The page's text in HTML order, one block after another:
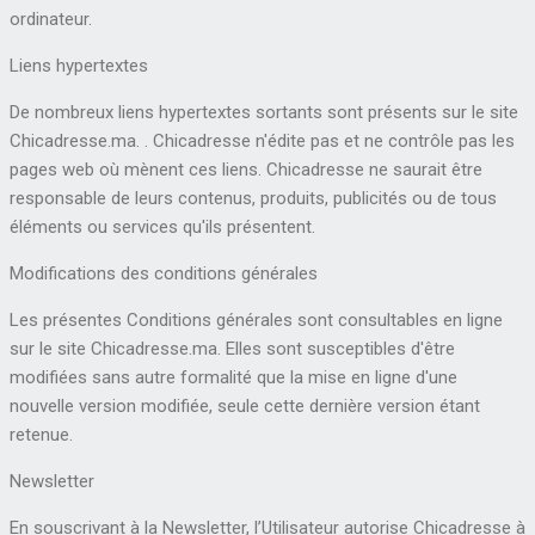
ordinateur.
Liens hypertextes
De nombreux liens hypertextes sortants sont présents sur le site
Chicadresse.ma. . Chicadresse n'édite pas et ne contrôle pas les
pages web où mènent ces liens. Chicadresse ne saurait être
responsable de leurs contenus, produits, publicités ou de tous
éléments ou services qu'ils présentent.
Modifications des conditions générales
Les présentes Conditions générales sont consultables en ligne
sur le site Chicadresse.ma. Elles sont susceptibles d'être
modifiées sans autre formalité que la mise en ligne d'une
nouvelle version modifiée, seule cette dernière version étant
retenue.
Newsletter
En souscrivant à la Newsletter, l’Utilisateur autorise Chicadresse à